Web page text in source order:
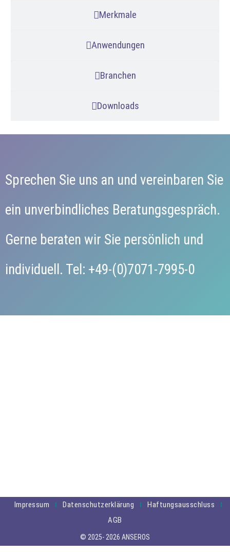
Merkmale
Anwendungen
Branchen
Downloads
Sprechen Sie uns an und vereinbaren Sie
ein unverbindliches Beratungsgespräch.
Gerne beraten wir Sie persönlich und
individuell. Tel: +49-(0)7071-7995-0
Impressum Datenschutzerklärung
Haftungsausschluss
AGB
© 2025- 2026 ANSEROS